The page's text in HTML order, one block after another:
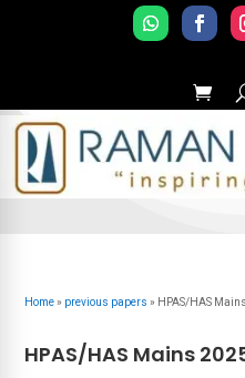
Home» previous papers » HPAS/HAS
HPAS/HAS Mains